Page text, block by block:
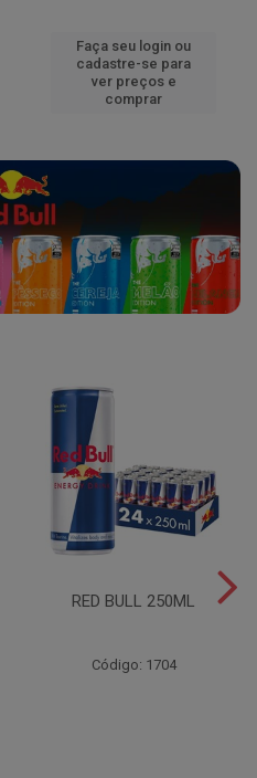
Faça seu login ou
cadastre-se para
ver preços e
comprar
RED BULL 250ML
Código: 1704